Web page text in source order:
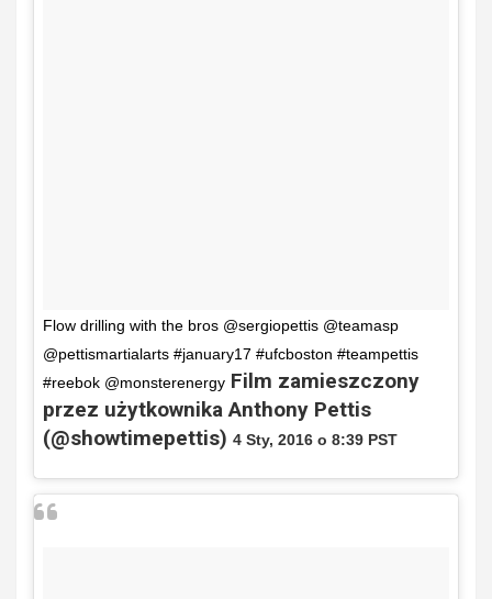
Flow drilling with the bros @sergiopettis @teamasp
@pettismartialarts #january17 #ufcboston #teampettis
#reebok @monsterenergy Film zamieszczony
przez użytkownika Anthony Pettis
(@showtimepettis) 4 Sty, 2016 o 8:39 PST